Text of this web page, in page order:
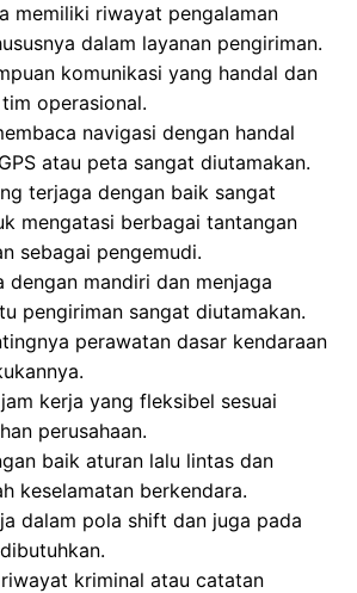
memiliki riwayat pengalaman
dalam layanan pengiriman.
komunikasi yang handal dan
operasional.
navigasi dengan handal
atau peta sangat diutamakan.
terjaga dengan baik sangat
mengatasi berbagai tantangan
sebagai pengemudi.
dengan mandiri dan menjaga
pengiriman sangat diutamakan.
perawatan dasar kendaraan
kerja yang fleksibel sesuai
perusahaan.
baik aturan lalu lintas dan
keselamatan berkendara.
dalam pola shift dan juga pada
kriminal atau catatan